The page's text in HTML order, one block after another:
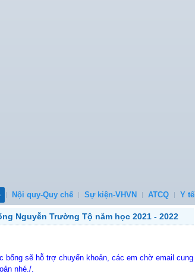
Nội quy-Quy chế Sự kiện-VHVN ATCQ Y tế
Nguyễn Trường Tộ năm học 2021 - 2022
bổng sẽ hỗ trợ chuyển khoản, các em chờ email cung
nhé./.